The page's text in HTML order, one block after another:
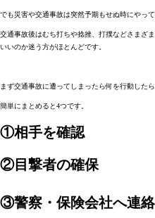
でも災害や交通事故は突然予期もせぬ時にやって
交通事故後はむち打ちや捻挫、打撲などさまざ
いいのか迷う方がほとんどです。
まず交通事故に遭ってしまったら何を行動した
簡単にまとめると4つです。
①相手を確認
②目撃者の確保
③警察・保険会社へ連絡